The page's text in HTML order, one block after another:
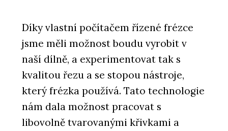
Díky vlastní počítačem řízené frézce
jsme měli možnost boudu vyrobit v
naší dílně, a experimentovat tak s
kvalitou řezu a se stopou nástroje,
který frézka používá. Tato technologie
nám dala možnost pracovat s
libovolně tvarovanými křivkami a